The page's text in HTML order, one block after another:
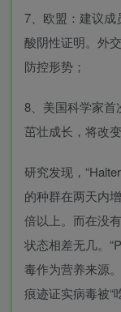
7、欧盟：建议
酸阴性证明。外
防控形势；
8、美国科学家
茁壮成长，将改
研究发现，
的种群在两天内
倍以上。而在没
状态相差无几。
毒作为营养来源
痕迹证实病毒被“